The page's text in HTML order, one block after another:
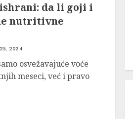
da li goji i
nutritivne
2024
osvežavajuće voće
meseci, već i pravo